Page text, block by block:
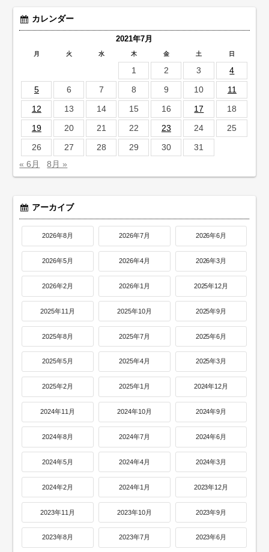
カレンダー
2021年7月
月 火 水 木 金 土 日
1 2 3
4
5
6 7 8 9 10
11
12
13 14 15 16 17
18
19
20 21 22 23 24
25
26
27 28 29 30
31
« 6月
8月 »
アーカイブ
2026年8月 2026年7月 2026年6月
2026年5月 2026年4月 2026年3月
2026年2月 2026年1月 2025年12月
2025年11月 2025年10月 2025年9月
2025年8月 2025年7月 2025年6月
2025年5月 2025年4月 2025年3月
2025年2月 2025年1月 2024年12月
2024年11月 2024年10月 2024年9月
2024年8月 2024年7月 2024年6月
2024年5月 2024年4月 2024年3月
2024年2月 2024年1月 2023年12月
2023年11月 2023年10月 2023年9月
2023年8月 2023年7月 2023年6月